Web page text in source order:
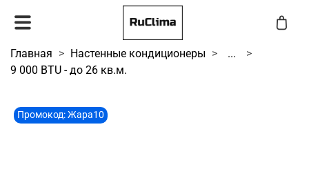
Главная Настенные кондиционеры
...
9 000 BTU - до 26 кв.м.
Промокод: Жара10